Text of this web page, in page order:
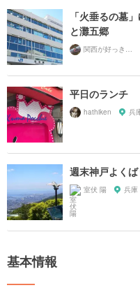
「火垂るの墓
と灘五郷
平日のランチ
hathiken 兵
週末神戸よく
室伏 陽 兵庫
基本情報